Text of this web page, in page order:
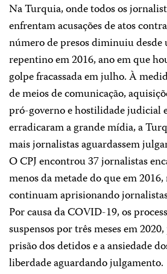
Na Turquia, onde todos os
enfrentam acusações de atos
número de presos diminuiu desde
repentino em 2016, ano em que
golpe fracassada em julho. À
de meios de comunicação,
pró-governo e hostilidade judicial
erradicaram a grande mídia, a
mais jornalistas aguardassem
O CPJ encontrou 37 jornalistas
menos da metade do que em
continuam aprisionando
Por causa da COVID-19, os
suspensos por três meses em
prisão dos detidos e a ansiedade
liberdade aguardando julgamento.